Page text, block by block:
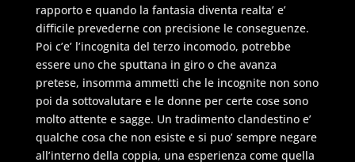
rapporto e quando la fantasia diventa realta’ e’
difficile prevederne con precisione le conseguenze.
Poi c’e’ l’incognita del terzo incomodo, potrebbe
essere uno che sputtana in giro o che avanza
pretese, insomma ammetti che le incognite non sono
poi da sottovalutare e le donne per certe cose sono
molto attente e sagge. Un tradimento clandestino e’
qualche cosa che non esiste e si puo’ sempre negare
all’interno della coppia, una esperienza come quella